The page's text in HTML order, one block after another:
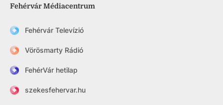
Fehérvár Médiacentrum
Fehérvár Televízió
Vörösmarty Rádió
FehérVár hetilap
szekesfehervar.hu